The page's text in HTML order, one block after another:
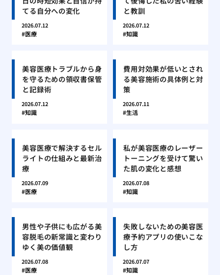
てる自分への変化
2026.07.12
医療
と教訓
2026.07.12
知識
美容医療トラブルから身
を守るための領収書保管
と記録術
2026.07.12
知識
費用対効果が低いとされ
る美容施術の具体例と対
策
2026.07.11
生活
美容医療で解決するセル
ライトの仕組みと最新治
療
2026.07.09
医療
私が美容医療のレーザー
トーニングを受けて驚い
た肌の変化と感想
2026.07.08
知識
男性や子供にも広がる美
容脱毛の新常識と変わり
ゆく美の価値観
2026.07.08
医療
失敗しないための美容医
療予約アプリの使いこな
し方
2026.07.07
知識